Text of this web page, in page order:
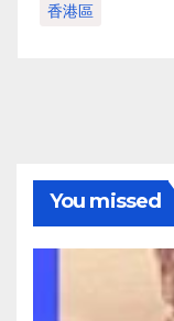
香港區
You missed